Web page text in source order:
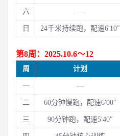
六 —
日 24千米持续跑，配速6′10″
第8周：2025.10.6～12
周 计划
一 —
二 60分钟慢跑，配速6′00″
三 90分钟跑，配速5′40″